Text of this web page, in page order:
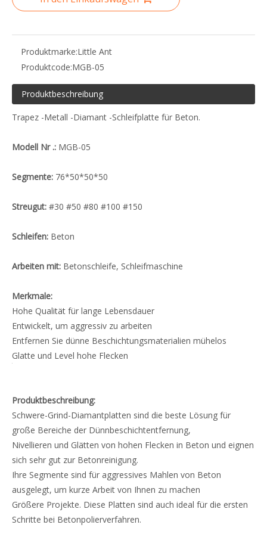
Produktmarke:Little Ant
Produktcode:MGB-05
Produktbeschreibung
Trapez -Metall -Diamant -Schleifplatte für Beton.
Modell Nr .: MGB-05
Segmente: 76*50*50*50
Streugut: #30 #50 #80 #100 #150
Schleifen: Beton
Arbeiten mit: Betonschleife, Schleifmaschine
Merkmale:
Hohe Qualität für lange Lebensdauer
Entwickelt, um aggressiv zu arbeiten
Entfernen Sie dünne Beschichtungsmaterialien mühelos
Glatte und Level hohe Flecken